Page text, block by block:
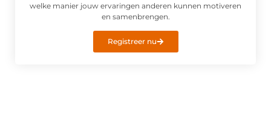
welke manier jouw ervaringen anderen kunnen motiveren
en samenbrengen.
Registreer nu